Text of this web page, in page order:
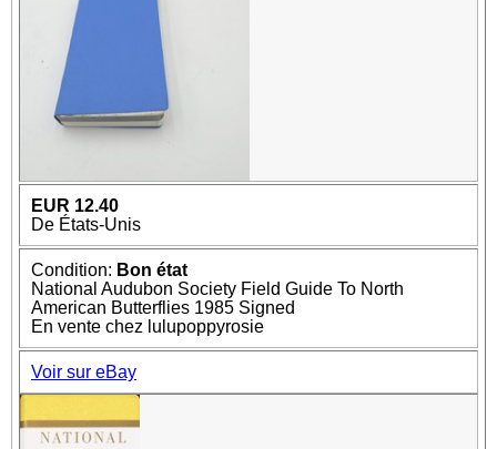
EUR 12.40
De États-Unis
Condition: Bon état
National Audubon Society Field Guide To North
American Butterflies 1985 Signed
En vente chez lulupoppyrosie
Voir sur eBay